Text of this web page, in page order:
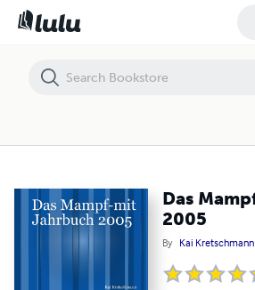
Das
2005
By Kai Kretschmann
Das Mampf-mit Jahrbuch 2005